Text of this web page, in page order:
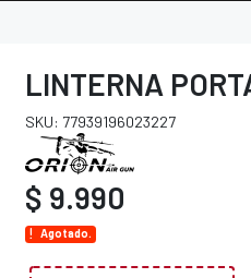
LINTERNA
SKU: 77939196023227
$ 9.990
Agotado.